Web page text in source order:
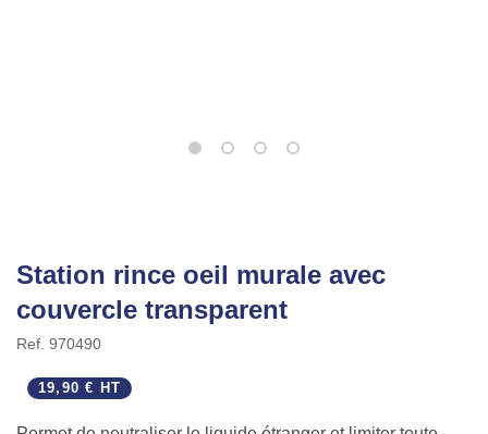
Station rince oeil murale avec
couvercle transparent
Ref. 970490
19,90 € HT